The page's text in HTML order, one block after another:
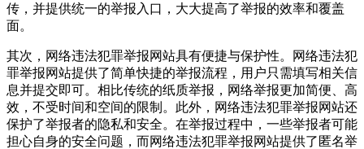
传，并提供统一的举报入口，大大提高了举报的效率和覆盖
面。
其次，网络违法犯罪举报网站具有便捷与保护性。网络违法犯
罪举报网站提供了简单快捷的举报流程，用户只需填写相关信
息并提交即可。相比传统的纸质举报，网络举报更加简便、高
效，不受时间和空间的限制。此外，网络违法犯罪举报网站还
保护了举报者的隐私和安全。在举报过程中，一些举报者可能
担心自身的安全问题，而网络违法犯罪举报网站提供了匿名举